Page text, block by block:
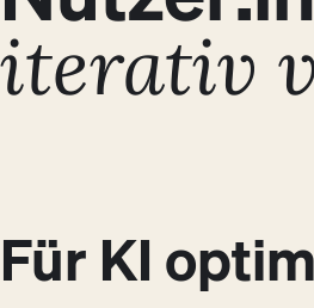
iterativ
User:innen-
Ziele
Für KI